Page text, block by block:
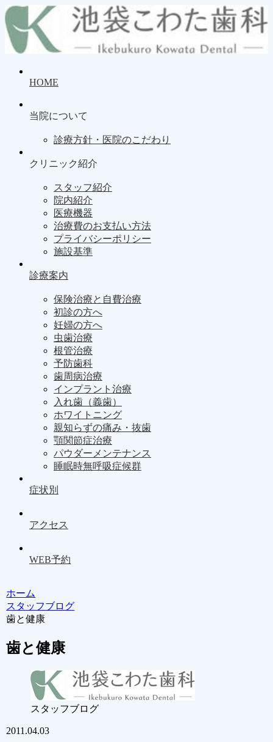
HOME
当院について
診療方針・医院のこだわり
クリニック紹介
スタッフ紹介
院内紹介
医療機器
治療費のお支払い方法
プライバシーポリシー
施設基準
診療案内
保険治療と自費治療
初診の方へ
妊婦の方へ
虫歯治療
根管治療
予防歯科
歯周病治療
インプラント治療
入れ歯（義歯）
ホワイトニング
親知らずの痛み・抜歯
顎関節症治療
パウダーメンテナンス
睡眠時無呼吸症候群
症状別
アクセス
WEB予約
ホーム
スタッフブログ
歯と健康
歯と健康
スタッフブログ
2011.04.03